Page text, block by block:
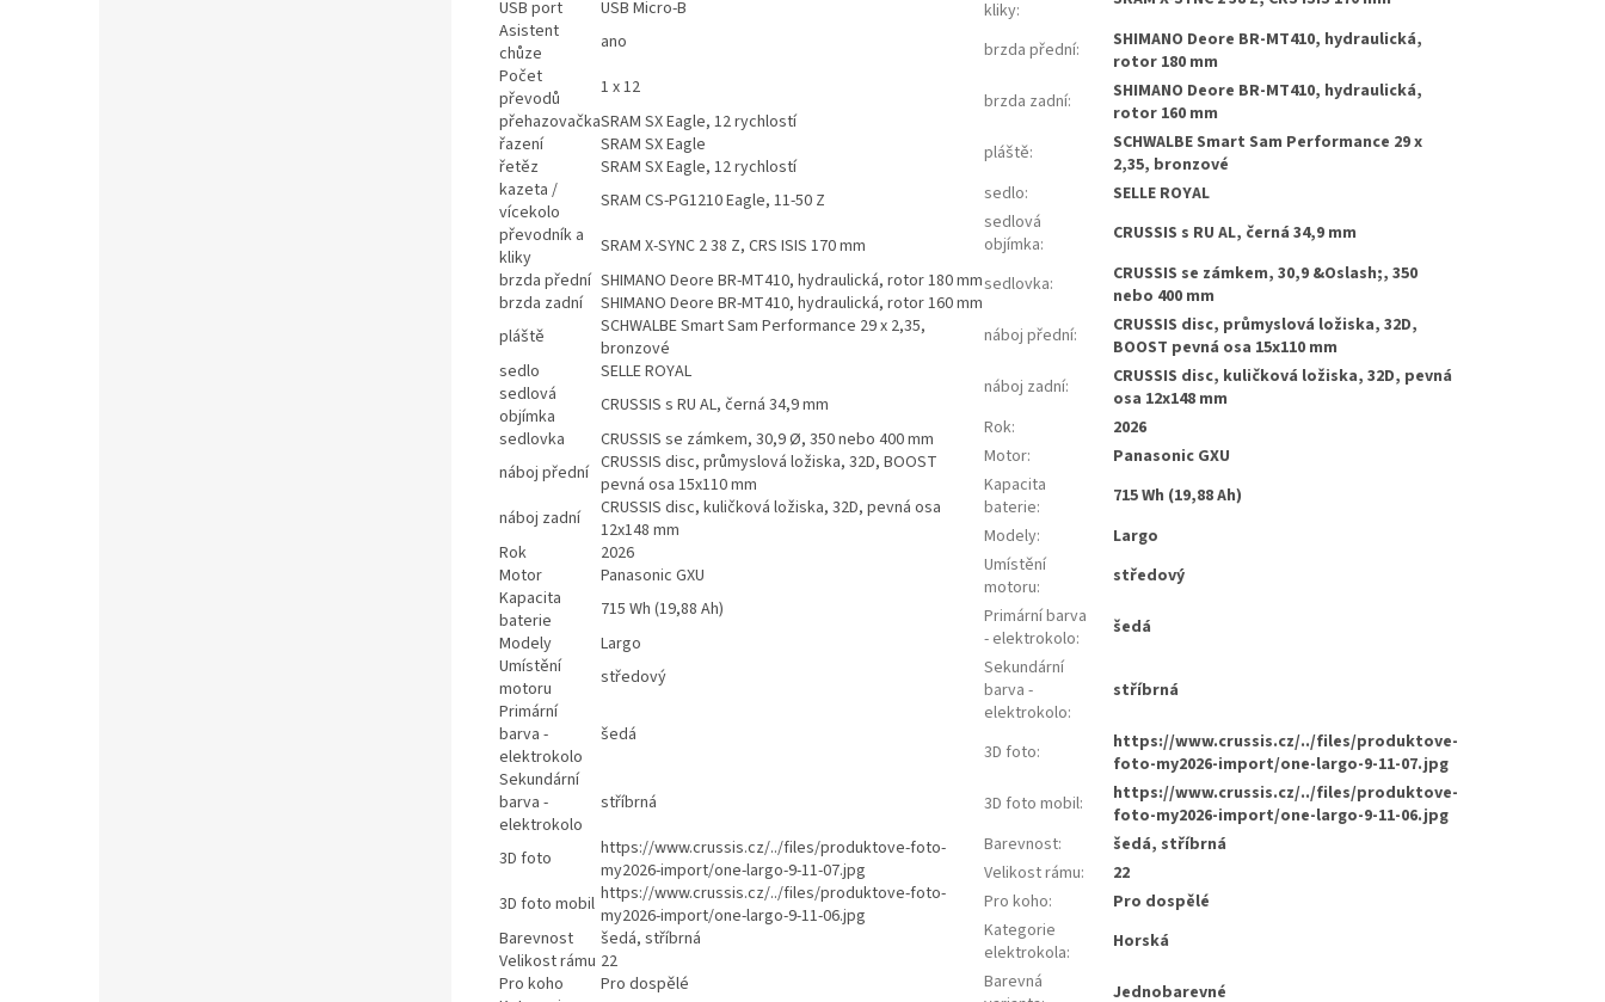
USB port
USB Micro-B
Asistent
chůze
ano
Počet
převodů
1 x 12
přehazovačkaSRAM SX Eagle, 12 rychlostí
řazení
SRAM SX Eagle
řetěz
SRAM SX Eagle, 12 rychlostí
kazeta /
vícekolo
SRAM CS-PG1210 Eagle, 11-50 Z
převodník a
kliky
SRAM X-SYNC 2 38 Z, CRS ISIS 170 mm
brzda přední SHIMANO Deore BR-MT410, hydraulická, rotor 180 mm
brzda zadní
SHIMANO Deore BR-MT410, hydraulická, rotor 160 mm
pláště
SCHWALBE Smart Sam Performance 29 x 2,35,
bronzové
sedlo
SELLE ROYAL
sedlová
objímka
CRUSSIS s RU AL, černá 34,9 mm
sedlovka
CRUSSIS se zámkem, 30,9 Ø, 350 nebo 400 mm
náboj přední CRUSSIS disc, průmyslová ložiska, 32D, BOOST
pevná osa 15x110 mm
náboj zadní
CRUSSIS disc, kuličková ložiska, 32D, pevná osa
12x148 mm
Rok
2026
Motor
Panasonic GXU
Kapacita
baterie
715 Wh (19,88 Ah)
Modely
Largo
Umístění
motoru
středový
Primární
barva -
elektrokolo
šedá
Sekundární
barva -
elektrokolo
stříbrná
3D foto
https://www.crussis.cz/../files/produktove-foto-
my2026-import/one-largo-9-11-07.jpg
3D foto mobil https://www.crussis.cz/../files/produktove-foto-
my2026-import/one-largo-9-11-06.jpg
Barevnost
šedá, stříbrná
Velikost rámu 22
Pro koho
Pro dospělé
kliky:
brzda přední:
SHIMANO Deore BR-MT410, hydraulická,
rotor 180 mm
brzda zadní:
SHIMANO Deore BR-MT410, hydraulická,
rotor 160 mm
pláště:
SCHWALBE Smart Sam Performance 29 x
2,35, bronzové
sedlo:
SELLE ROYAL
sedlová
objímka: CRUSSIS s RU AL, černá 34,9 mm
sedlovka:
CRUSSIS se zámkem, 30,9 &Oslash;, 350
nebo 400 mm
náboj přední:
CRUSSIS disc, průmyslová ložiska, 32D,
BOOST pevná osa 15x110 mm
náboj zadní:
CRUSSIS disc, kuličková ložiska, 32D, pevná
osa 12x148 mm
Rok:
2026
Motor:
Panasonic GXU
Kapacita
baterie:
715 Wh (19,88 Ah)
Modely:
Largo
Umístění
motoru:
středový
Primární barva
- elektrokolo:
šedá
Sekundární
barva -
elektrokolo:
stříbrná
3D foto:
https://www.crussis.cz/../files/produktove-
foto-my2026-import/one-largo-9-11-07.jpg
3D foto mobil:
https://www.crussis.cz/../files/produktove-
foto-my2026-import/one-largo-9-11-06.jpg
Barevnost:
šedá, stříbrná
Velikost rámu:
22
Pro koho:
Pro dospělé
Kategorie
elektrokola:
Horská
Barevná
Jednobarevné